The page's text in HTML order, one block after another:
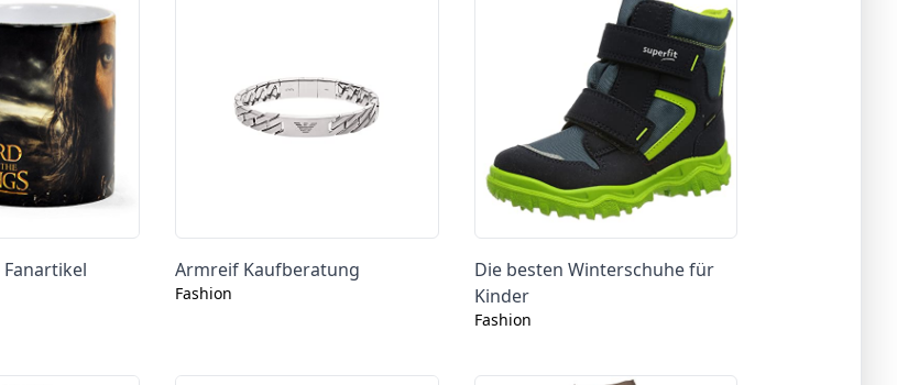
Armreif Kaufberatung
Fashion
Die besten Winterschuhe für
Kinder
Fashion